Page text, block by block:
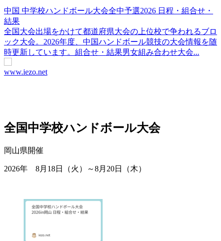
中国 中学校ハンドボール大会全中予選2026 日程・組合せ・
結果
全国大会出場をかけて都道府県大会の上位校で争われるブロ
ック大会。2026年度、中国ハンドボール競技の大会情報を随
時更新しています。組合せ・結果男女組み合わせ大会...
www.iezo.net
全国中学校ハンドボール大会
岡山県開催
2026年 8月18日（火）～8月20日（木）